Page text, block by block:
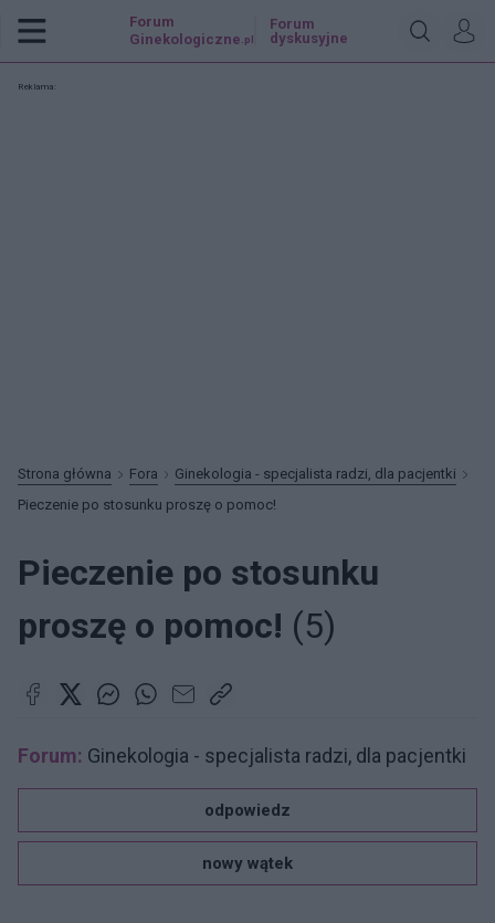
Forum
Ginekologiczne .pl
Forum
dyskusyjne
Reklama:
Strona główna Fora
Ginekologia - specjalista radzi, dla pacjentki
Pieczenie po stosunku proszę o pomoc!
Pieczenie po stosunku
proszę o pomoc! (5)
Forum: Ginekologia - specjalista radzi, dla pacjentki
odpowiedz
nowy wątek